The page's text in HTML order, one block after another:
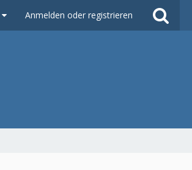
Anmelden oder registrieren